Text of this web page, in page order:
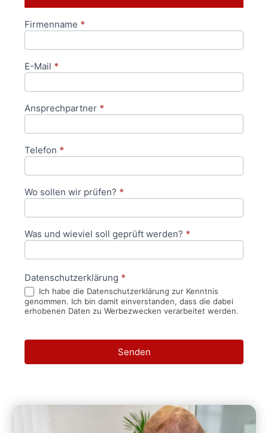
Anfrageformular
Firmenname *
E-Mail *
Ansprechpartner *
Telefon *
Wo sollen wir prüfen? *
Was und wieviel soll geprüft werden? *
Datenschutzerklärung *
Ich habe die Datenschutzerklärung zur Kenntnis
genommen. Ich bin damit einverstanden, dass die dabei
erhobenen Daten zu Werbezwecken verarbeitet werden.
Senden